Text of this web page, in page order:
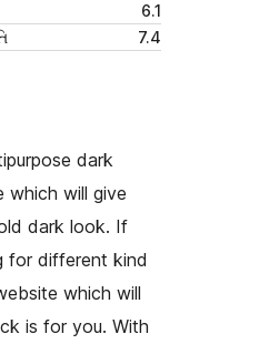
6.1
7.4
dark
which will give
dark look. If
for different kind
which will
is for you. With